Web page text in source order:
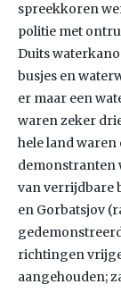
spreekkoren
politie met
Duits
busjes en
er maar een
waren zeker
hele land
demonstranten
van verrijdbare
en Gorbatsjov
richtingen
aangehouden;